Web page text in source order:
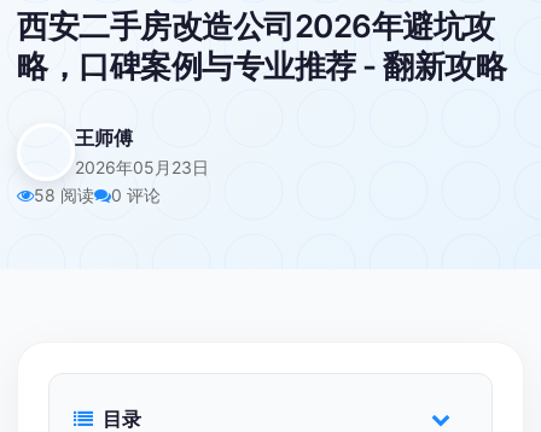
西安二手房改造公司2026年避坑攻
略，口碑案例与专业推荐 - 翻新攻略
王师傅
2026年05月23日
58 阅读
0 评论
目录